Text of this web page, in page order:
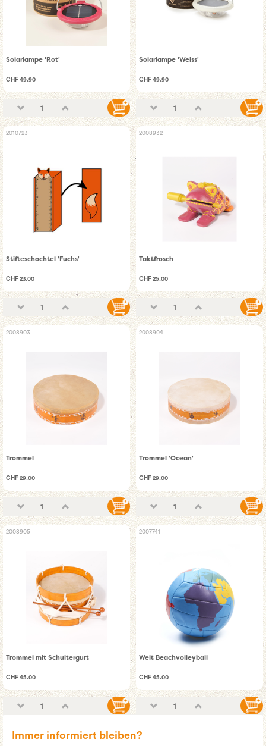
Solarlampe 'Rot'
CHF 49.90
Solarlampe 'Weiss'
CHF 49.90
2010723
Stifteschachtel 'Fuchs'
CHF 23.00
2008932
Taktfrosch
CHF 25.00
2008903
Trommel
CHF 29.00
2008904
Trommel 'Ocean'
CHF 29.00
2008905
Trommel mit Schultergurt
CHF 45.00
2007741
Welt Beachvolleyball
CHF 45.00
Immer informiert bleiben?